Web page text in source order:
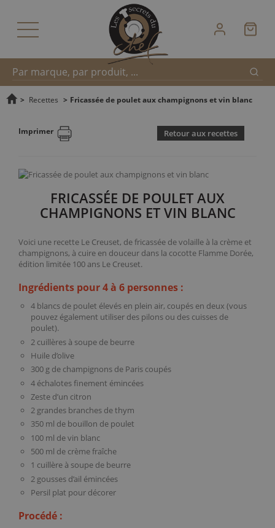
Recherche
rapide
> Recettes > Fricassée de poulet aux champignons et vin blanc
Imprimer Retour aux recettes
FRICASSÉE DE POULET AUX
CHAMPIGNONS ET VIN BLANC
Voici une recette Le Creuset, de fricassée de volaille à la crème et
champignons, à cuire en douceur dans la cocotte Flamme Dorée,
édition limitée 100 ans Le Creuset.
Ingrédients pour 4 à 6 personnes :
4 blancs de poulet élevés en plein air, coupés en deux (vous
pouvez également utiliser des pilons ou des cuisses de
poulet).
2 cuillères à soupe de beurre
Huile d’olive
300 g de champignons de Paris coupés
4 échalotes finement émincées
Zeste d’un citron
2 grandes branches de thym
350 ml de bouillon de poulet
100 ml de vin blanc
500 ml de crème fraîche
1 cuillère à soupe de beurre
2 gousses d’ail émincées
Persil plat pour décorer
Procédé :